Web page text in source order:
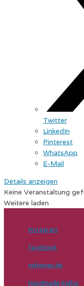
Twitter
LinkedIn
Pinterest
WhatsApp
E-Mail
Details anzeigen
Keine Veranstaltung
Weitere laden
Instagram
facebook
nebenan.de
Handmade Kultur